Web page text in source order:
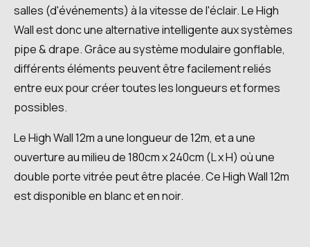
salles (d'événements) à la vitesse de l'éclair. Le High
Wall est donc une alternative intelligente aux systèmes
pipe & drape. Grâce au système modulaire gonflable,
différents éléments peuvent être facilement reliés
entre eux pour créer toutes les longueurs et formes
possibles.
Le High Wall 12m a une longueur de 12m, et a une
ouverture au milieu de 180cm x 240cm (L x H) où une
double porte vitrée peut être placée. Ce High Wall 12m
est disponible en blanc et en noir.